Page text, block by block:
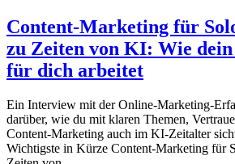
Content-Marketing für
zu Zeiten von KI: Wie
für dich arbeitet
Ein Interview mit der Online-Marketing-
darüber, wie du mit klaren Themen,
Content-Marketing auch im KI-Zeitalter
Wichtigste in Kürze Content-Marketing für